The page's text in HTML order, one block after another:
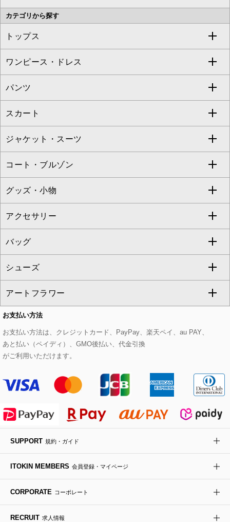
OFUON le MK
eur3
Maison de CINQ
MK MICHEL KLEIN BAG
HIROKO KOSHINO
MK MICHEL KLEIN HOMME
MK MICHEL KLEIN BAG
カテゴリから探す
トップス
すべてのトップス
カットソー・Tシャツ
ブラウス・シャツ
ニット・セーター
カーディガン
アンサンブルセット
ベスト・ジレ
パーカー
タンクトップ・キャミソール
スウェット・ジャージー
その他のトップス
ワンピース・ドレス
すべてのワンピース・ドレス
ワンピース
ドレス
チュニック
ジャンパースカート
その他のワンピース・ドレス
パンツ
すべてのパンツ
フルレングスパンツ
クロップド・半端丈パンツ
ガウチョ・ワイドパンツ
ハーフ・ショート丈パンツ
サロペット・オールインワン
その他のパンツ
スカート
すべてのスカート
ロング・マキシ丈スカート
ひざ丈スカート
ミモレ丈スカート
ショート・ミニ丈スカート
その他のスカート
ジャケット・スーツ
すべてのジャケット・スーツ
テーラードジャケット
ノーカラージャケット
セットアップ
セットアップジャケット
セットアップパンツ
セットアップスカート
セットアップワンピース
コート・ブルゾン
すべてのコート・ブルゾン
トレンチコート
ピーコート
ダッフルコート
チェスターコート
モッズコート
ステンカラーコート
ライダースジャケット
デニムジャケット
ダウンジャケット・コート
グッズ・小物
すべてのグッズ・小物
マスク
ストール・マフラー・スヌード
ベルト・サスペンダー
帽子
ヘアアクセサリー
ハンカチ・バンダナ
手袋
チャーム・ストラップ
アクセサリー
すべてのアクセサリー
ネックレス
ピアス・イヤリング
ブレスレット・バングル
ブローチ・コサージュ
バッグ
すべてのバッグ
トートバッグ
ショルダーバッグ
ボストンバッグ
バックパック・リュック
ボディバッグ・メッセンジャーバッグ
トラベルバッグ
シューズ
すべてのシューズ
パンプス
スニーカー
フラットシューズ
ローファー
ドレスシューズ
アートフラワー
すべてのアートフラワー
ローズ
カサブランカ・カラー
ラナンキュラス
ポプリアレンジ＆フレグランス
お支払い方法
お支払い方法は、クレジットカード、PayPay、楽天ペイ、au PAY、
あと払い（ペイディ）、GMO後払い、代金引換
がご利用いただけます。
SUPPORT 規約・ガイド
ITOKIN MEMBERS 会員登録・マイページ
CORPORATE コーポレート
RECRUIT 求人情報